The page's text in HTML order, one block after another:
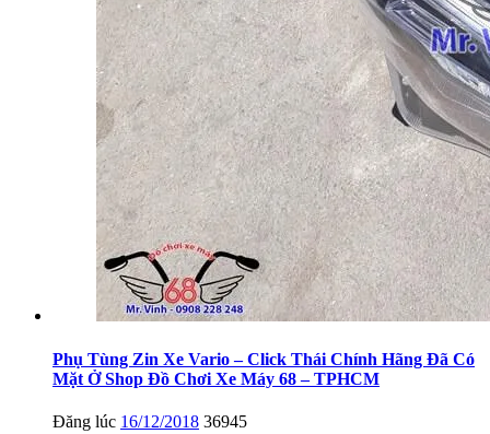
Phụ Tùng Zin Xe Vario – Click Thái Chính Hãng Đã Có
Mặt Ở Shop Đồ Chơi Xe Máy 68 – TPHCM
Đăng lúc 16/12/2018 36945